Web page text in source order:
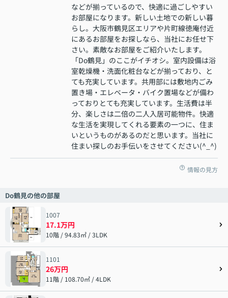
などが揃っているので、快適に過ごしやすい
お部屋になります。新しい土地での新しい暮
らし。大阪市鶴見区エリアや片町線徳庵付近
にあるお部屋をお探しなら、当社にお任せ下
さい。素敵なお部屋をご紹介いたします。
「Do鶴見」のここがイチオシ。室内設備は浴
室乾燥機・洗面化粧台などが揃っており、と
ても充実しています。共用部には敷地内ごみ
置き場・エレベータ・バイク置場などが備わ
っておりとても充実しています。生活費は半
分、楽しさは二倍の二人入居可能物件。快適
な生活を実現してくれる要素の一つに、住ま
いというものがあるのだと思います。当社に
住まい探しのお手伝いをさせてください(^_^)
情報の見方
Do鶴見の他の部屋
1007
17.1万円
10階 / 94.83㎡ / 3LDK
1101
26万円
11階 / 108.70㎡ / 4LDK